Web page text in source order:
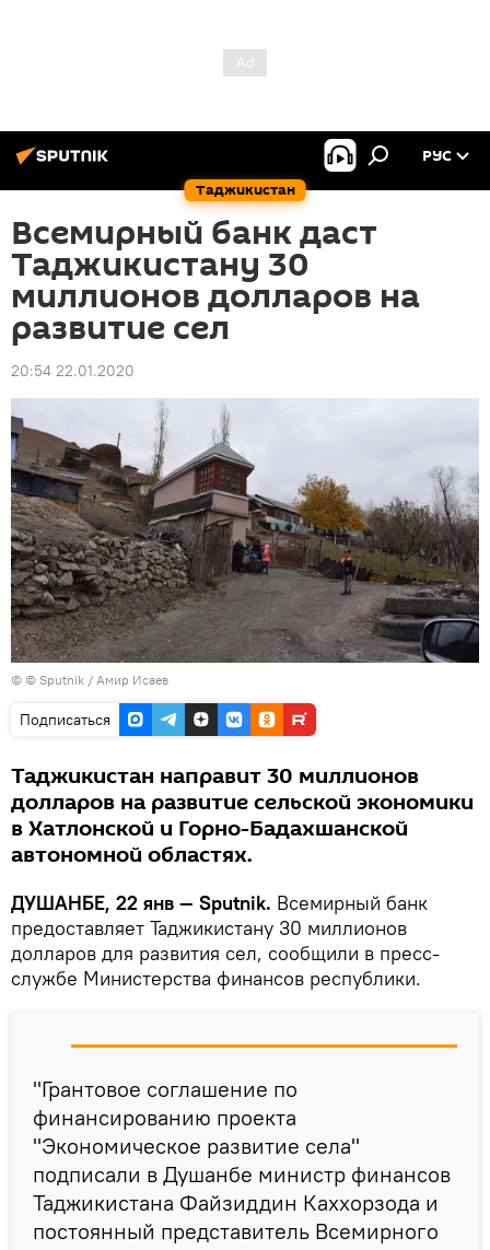
Таджикистан
РУС
Всемирный банк даст
Таджикистану 30
миллионов долларов на
развитие сел
20:54 22.01.2020
© © Sputnik / Амир Исаев
Подписаться
Таджикистан направит 30 миллионов
долларов на развитие сельской экономики
в Хатлонской и Горно-Бадахшанской
автономной областях.
ДУШАНБЕ, 22 янв — Sputnik. Всемирный банк
предоставляет Таджикистану 30 миллионов
долларов для развития сел, сообщили в пресс-
службе Министерства финансов республики.
"Грантовое соглашение по
финансированию проекта
"Экономическое развитие села"
подписали в Душанбе министр финансов
Таджикистана Файзиддин Каххорзода и
постоянный представитель Всемирного